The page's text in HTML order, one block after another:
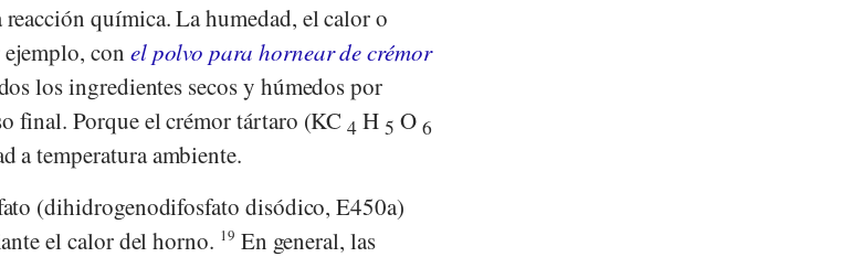
química. La humedad, el calor o
ejemplo, con el polvo para hornear de crémor
los ingredientes secos y húmedos por
final. Porque el crémor tártaro (KC 4 H 5 O 6
a temperatura ambiente.
(dihidrogenodifosfato disódico, E450a)
el calor del horno. 19 En general, las